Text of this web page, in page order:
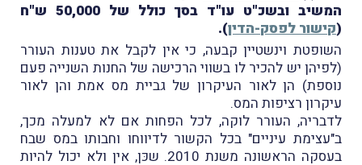
המשיב ובשכ"ט עו"ד בסך כולל של 50,000 ש"ח
(קישור לפסק-הדין).
השופטת וינשטיין קבעה, כי אין לקבל את טענות העורר
(לפיהן יש להכיר לו בשווי הרכישה של החנות השנייה פעם
נוספת) הן לאור העיקרון של גביית מס אמת והן לאור
עיקרון רציפות המס.
לדבריה, העורר לוקה, לכל הפחות אם לא למעלה מכך,
ב"עצימת עיניים" בכל הקשור לדיווחו וחבותו במס שבח
בעסקה הראשונה משנת 2010. שכּן, אין ולא יכול להיות